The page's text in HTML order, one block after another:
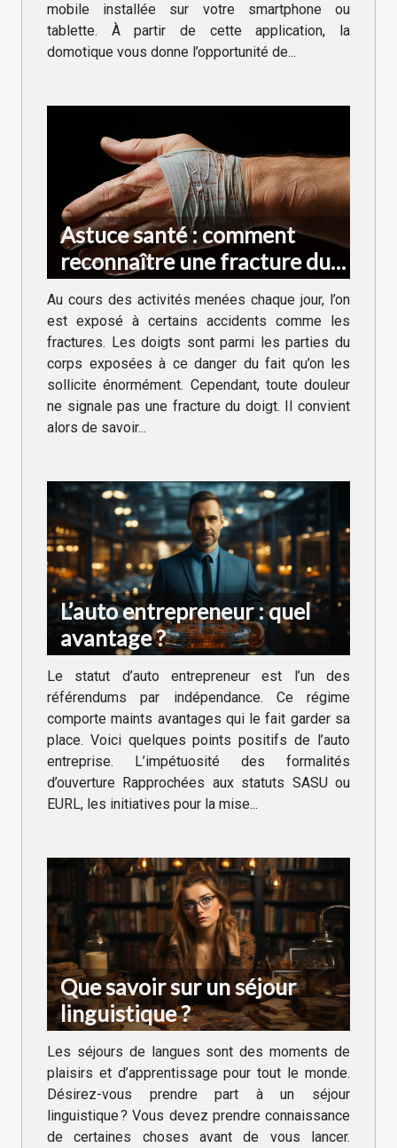
mobile installée sur votre smartphone ou
tablette. À partir de cette application, la
domotique vous donne l’opportunité de...
Astuce santé : comment
reconnaître une fracture du
doigt ?
Au cours des activités menées chaque jour, l’on
est exposé à certains accidents comme les
fractures. Les doigts sont parmi les parties du
corps exposées à ce danger du fait qu’on les
sollicite énormément. Cependant, toute douleur
ne signale pas une fracture du doigt. Il convient
alors de savoir...
L’auto entrepreneur : quel
avantage ?
Le statut d’auto entrepreneur est l’un des
référendums par indépendance. Ce régime
comporte maints avantages qui le fait garder sa
place. Voici quelques points positifs de l’auto
entreprise. L’impétuosité des formalités
d’ouverture Rapprochées aux statuts SASU ou
EURL, les initiatives pour la mise...
Que savoir sur un séjour
linguistique ?
Les séjours de langues sont des moments de
plaisirs et d’apprentissage pour tout le monde.
Désirez-vous prendre part à un séjour
linguistique ? Vous devez prendre connaissance
de certaines choses avant de vous lancer.